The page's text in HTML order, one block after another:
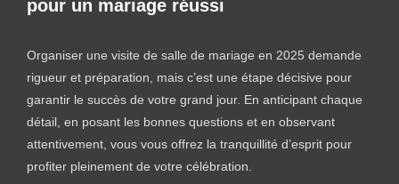
pour un mariage réussi
Organiser une visite de salle de mariage en 2025 demande
rigueur et préparation, mais c’est une étape décisive pour
garantir le succès de votre grand jour. En anticipant chaque
détail, en posant les bonnes questions et en observant
attentivement, vous vous offrez la tranquillité d’esprit pour
profiter pleinement de votre célébration.